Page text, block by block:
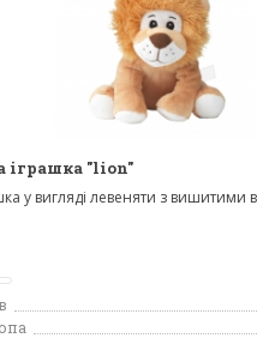
"lion"
у вигляді левеняти з вишитими